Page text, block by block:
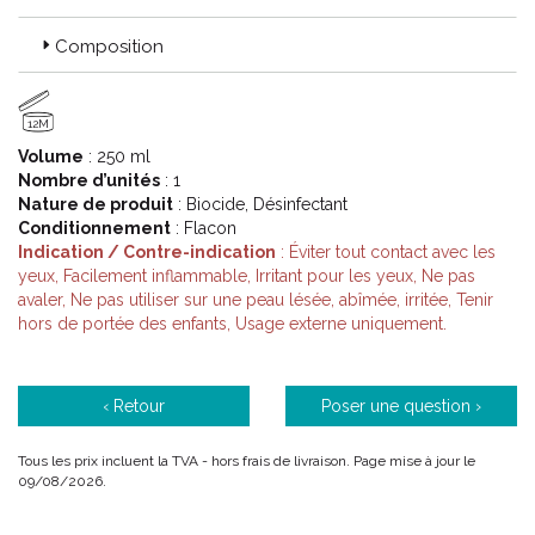
Tolérance :le potentiel sensibilisant de chaque produit est
évalué grâce à des tests d’ usage réalisés sous contrôle
médical ou des tests d’ hypoallergénicité.
Famille :
famille au quotidien, y compris pour les peaux les plus
sensibles.
Prix :votre pharmacien PHARMACTIV s’ engage à vous
proposer ces produits, au meilleur prix et en exclusivité, dans
les pharmacies du réseau.
Composition
12M
Volume : 250 ml
Nombre d’unités : 1
Nature de produit : Biocide, Désinfectant
Conditionnement : Flacon
Indication / Contre-indication : Éviter tout contact avec les
yeux, Facilement inflammable, Irritant pour les yeux, Ne pas
avaler, Ne pas utiliser sur une peau lésée, abîmée, irritée, Tenir
hors de portée des enfants, Usage externe uniquement.
‹ Retour Poser une question ›
Tous les prix incluent la TVA - hors frais de livraison. Page mise à jour le
09/08/2026.